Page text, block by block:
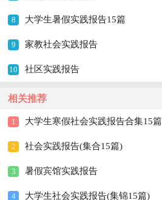
8 大学生暑假实践报告15篇
9 家教社会实践报告
10 社区实践报告
相关推荐
1 大学生寒假社会实践报告合集15篇
2 社会实践报告(集合15篇)
3 暑假宾馆实践报告
4 大学生社会实践报告(集锦15篇)